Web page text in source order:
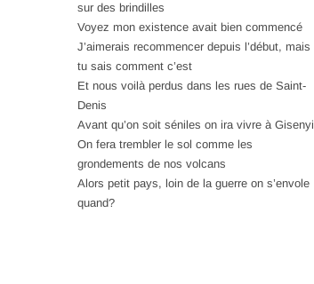
sur des brindilles
Voyez mon existence avait bien commencé
J’aimerais recommencer depuis l’début, mais
tu sais comment c’est
Et nous voilà perdus dans les rues de Saint-
Denis
Avant qu’on soit séniles on ira vivre à Gisenyi
On fera trembler le sol comme les
grondements de nos volcans
Alors petit pays, loin de la guerre on s’envole
quand?